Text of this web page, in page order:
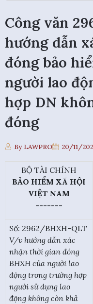
Công văn
hướng dẫn
đóng bảo
người lao
hợp DN
đóng
By LAWPRO 20/11/
BỘ TÀI CHÍNH
BẢO HIỂM XÃ HỘI
VIỆT NAM
-------
Số: 2962/BHXH-QLT
V/v hướng dẫn xác
nhận thời gian đóng
BHXH của người lao
động trong trường hợp
người sử dụng lao
động không còn khả